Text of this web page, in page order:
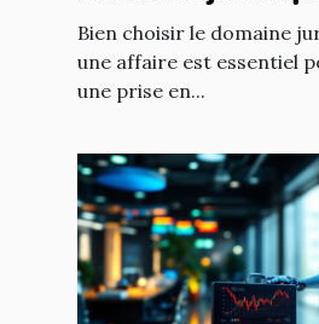
votre affaire ?
Bien choisir le domaine
une affaire est essentiel
une prise en...